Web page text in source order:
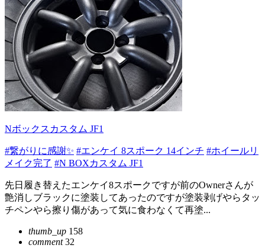
Nボックスカスタム JF1
#繋がりに感謝✨ #エンケイ 8スポーク 14インチ #ホイールリ
メイク完了 #N BOXカスタム JF1
先日履き替えたエンケイ8スポークですが前のOwnerさんが
艶消しブラックに塗装してあったのですが塗装剥げやらタッ
チペンやら擦り傷があって気に食わなくて再塗...
thumb_up 158
comment32